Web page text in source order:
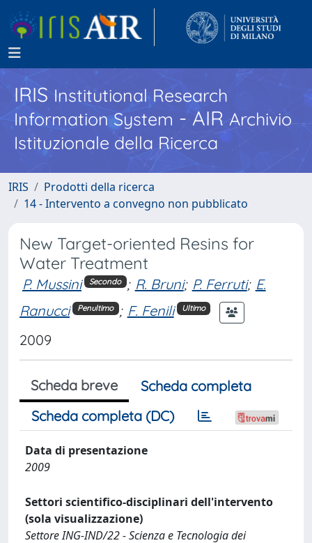
IRISInstitutional Research
Information System - AIR Archivio
Istituzionale della Ricerca
IRIS
Prodotti della ricerca
14 - Intervento a convegno non pubblicato
New Target-oriented Resins for
Water Treatment
P. Mussini Secondo ; R. Bruni; P. Ferruti; E.
Ranucci
Penultimo ; F. Fenili Ultimo
2009
Scheda breve
Scheda completa
Scheda completa (DC)
Data di presentazione
2009
Settori scientifico-disciplinari dell'intervento
(sola visualizzazione)
Settore ING-IND/22 - Scienza e Tecnologia dei